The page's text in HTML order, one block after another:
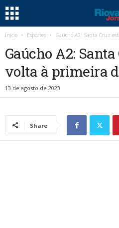
Início Esportes Gaúcho A2: Santa Cruz
Gaúcho A2:
volta à primeira
13 de agosto de 2023
Share